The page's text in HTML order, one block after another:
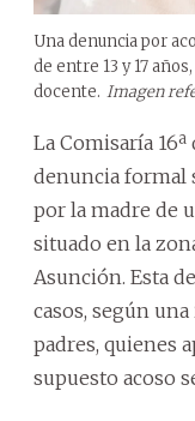
Una denuncia por
de entre 13 y 17
docente. Imagen
La Comisaría
denuncia formal
por la madre de
situado en la
Asunción. Esta
casos, según
padres, quienes
supuesto acoso